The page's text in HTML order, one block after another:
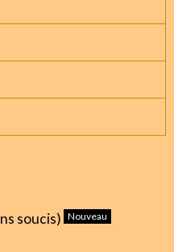
soucis) Nouveau